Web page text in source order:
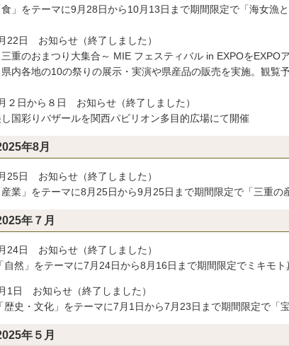
」をテーマに9月28日から10月13日まで期間限定で「海女漁
22日 お知らせ（終了しました）
重のおまつり大集合～ MIE フェスティバル in EXPOをEXPO
各地の10の祭りの展示・実演や県産品の販売を実施。観覧予
２日から８日 お知らせ（終了しました）
国彩りバザールを関西パビリオン多目的広場にて開催
年8月
25日 お知らせ（終了しました）
業」をテーマに8月25日から9月25日まで期間限定で「三重の
年７月
24日 お知らせ（終了しました）
然」をテーマに7月24日から8月16日まで期間限定でミキモ
1日 お知らせ（終了しました）
史・文化」をテーマに7月1日から7月23日まで期間限定で「
年５月